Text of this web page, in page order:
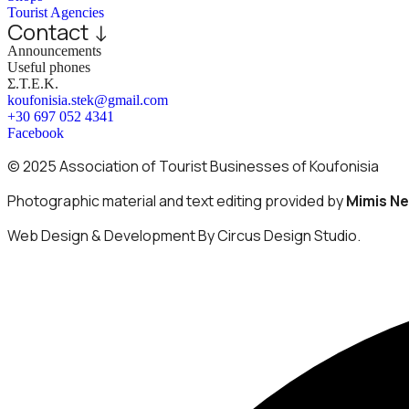
Tourist Agencies
Contact ↓
Announcements
Useful phones
Σ.Τ.Ε.Κ.
koufonisia.stek@gmail.com
+30 697 052 4341
Facebook
© 2025 Association of Tourist Businesses of Koufonisia
Photographic material and text editing provided byMimis
Web Design & Development By Circus Design Studio.